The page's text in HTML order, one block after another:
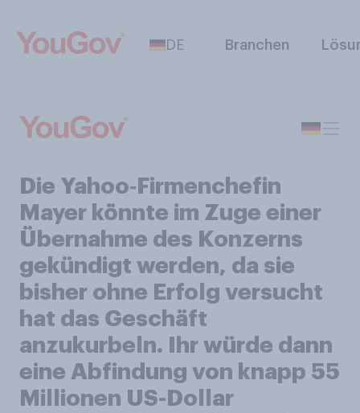
DE Branchen
Die Yahoo‑Firmenchefin
Mayer könnte im Zuge einer
Übernahme des Konzerns
gekündigt werden, da sie
bisher ohne Erfolg versucht
hat das Geschäft
anzukurbeln. Ihr würde dann
eine Abfindung von knapp 55
Millionen US-Dollar